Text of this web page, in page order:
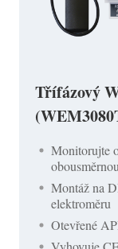
Třífázový
Monitorujte
Montáž na
elektroměru
Otevřené